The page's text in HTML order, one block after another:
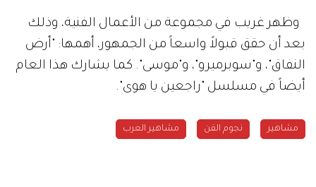
وظهر غريب في مجموعة من الأعمال الفنية، وذلك
بعد أن حقق قبولاً واسعاً من الجمهور، أهمها: "أرض
النفاق"، و"سوبرميرو"، و"موسى". كما يشارك هذا العام
أيضاً في مسلسل "راجعين يا هوى".
مشاهير نجوم الفن مشاهير العرب